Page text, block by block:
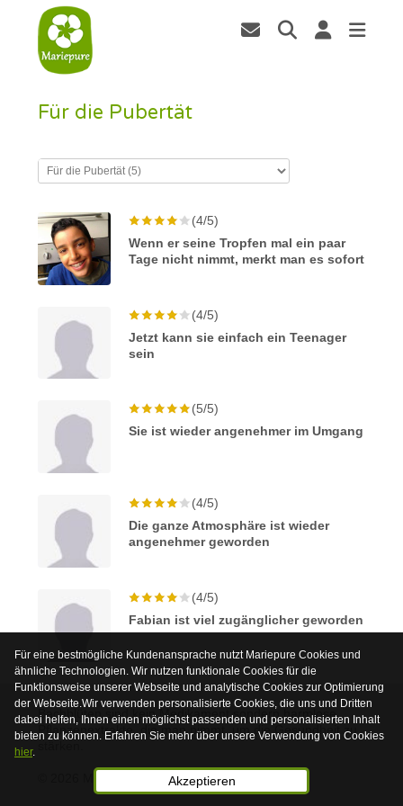
Für die Pubertät
(4/5)
Wenn er seine Tropfen mal ein paar
Tage nicht nimmt, merkt man es sofort
(4/5)
Jetzt kann sie einfach ein Teenager
sein
(5/5)
Sie ist wieder angenehmer im Umgang
(4/5)
Die ganze Atmosphäre ist wieder
angenehmer geworden
(4/5)
Fabian ist viel zugänglicher geworden
Bachblüten sind kein Medikament sondern harmlose
Pflanzenextrakte, die man nimmt, um die Gesundheit zu
© 2026 Mariepure - WebdesignPubli4u
Für eine bestmögliche Kundenansprache nutzt Mariepure Cookies und
ähnliche Technologien. Wir nutzen funktionale Cookies für die
Funktionsweise unserer Webseite und analytische Cookies zur Optimierung
der Webseite.Wir verwenden personalisierte Cookies, die uns und Dritten
dabei helfen, Ihnen einen möglichst passenden und personalisierten Inhalt
bieten zu können. Erfahren Sie mehr über unsere Verwendung von Cookies
hier.
Akzeptieren